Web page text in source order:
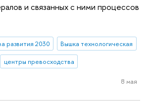
и связанных с ними процессов
развития 2030
Вышка технологическая
центры превосходства
8 мая